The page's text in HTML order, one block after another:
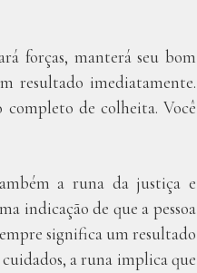
forças, manterá seu bom
resultado imediatamente.
completo de colheita. Você
a runa da justiça e
indicação de que a pessoa
significa um resultado
a runa implica que